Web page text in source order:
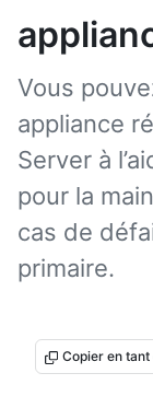
Vous
appliance
Server à
pour la
cas de
primaire.
Copier en